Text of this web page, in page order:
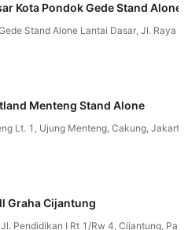
Kota Pondok Gede Stand Alone
Stand Alone Lantai Dasar, Jl. Raya
Menteng Stand Alone
Lt. 1, Ujung Menteng, Cakung,
Graha Cijantung
Pendidikan I Rt 1/Rw 4, Cijantung,